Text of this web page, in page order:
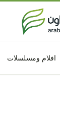
افلام ومسلسلات